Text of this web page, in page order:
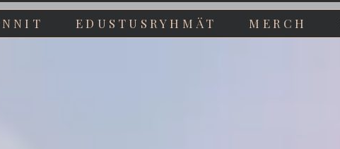
EDUSTUSRYHMÄT MERCH